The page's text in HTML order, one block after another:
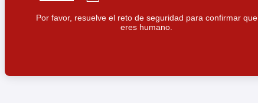
Por favor, resuelve el reto de seguridad para confirmar que
eres humano.